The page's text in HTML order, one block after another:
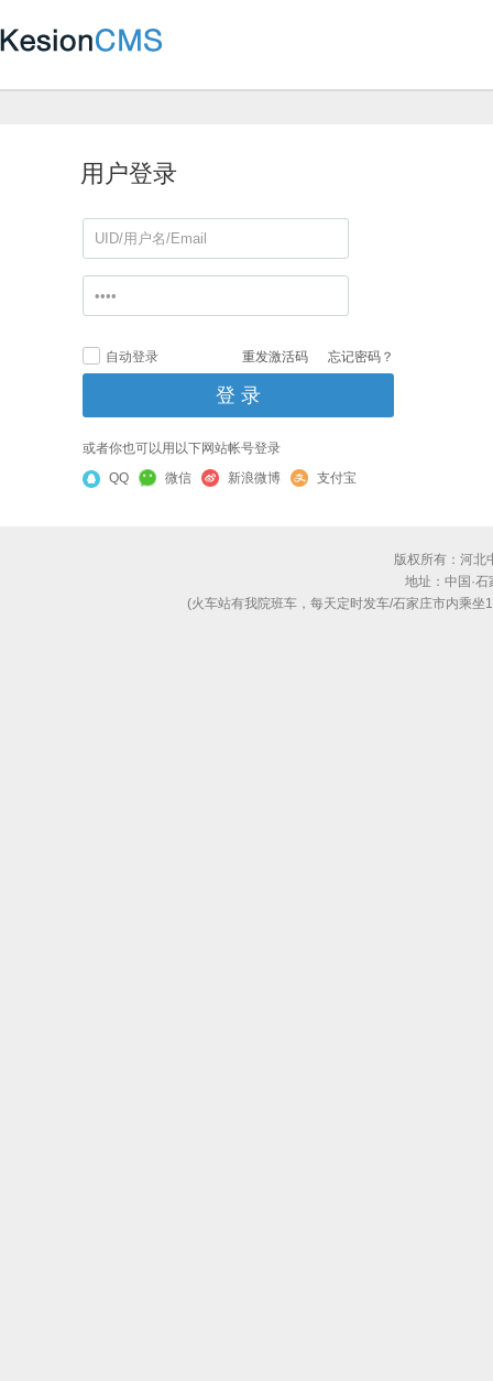
用户登录
自动登录 忘记密码？
重发激活码
或者你也可以用以下网站帐号登录
QQ
微信 新浪微博 支付宝
版权所有：河北
地址：中国·
(火车站有我院班车，每天定时发车/石家庄市内乘